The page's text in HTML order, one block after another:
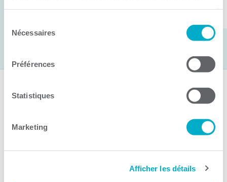
Nécessaires
Préférences
Statistiques
Marketing
Afficher les détails
Suivez-nous